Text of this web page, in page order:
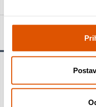
Izdržljivost u betonu -
pri bušenju betona. Za
dizajn osigurava
izdržljivost. Izrađeno je od